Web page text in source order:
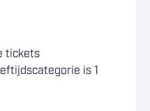
tickets
is 1